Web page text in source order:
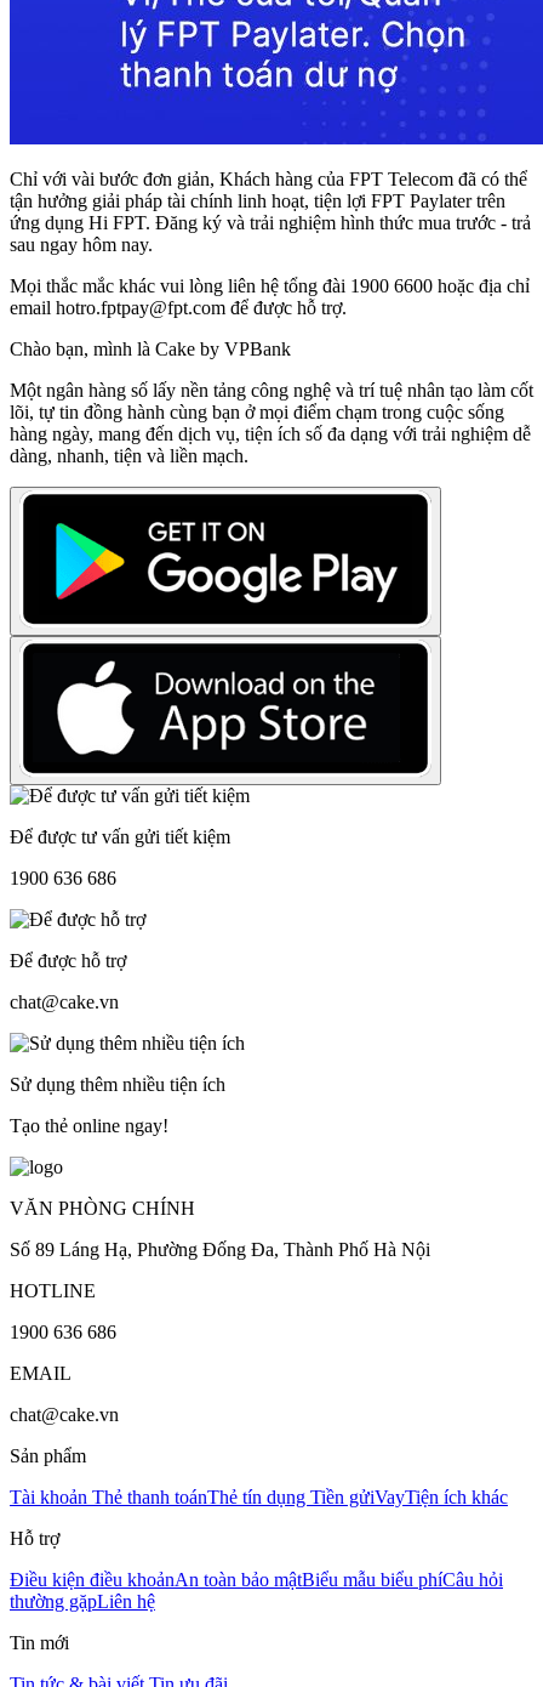
Chỉ với vài bước đơn giản, Khách hàng của FPT Telecom đã có thể
tận hưởng giải pháp tài chính linh hoạt, tiện lợi FPT Paylater trên
ứng dụng Hi FPT. Đăng ký và trải nghiệm hình thức mua trước - trả
sau ngay hôm nay.
Mọi thắc mắc khác vui lòng liên hệ tổng đài 1900 6600 hoặc địa chỉ
email hotro.fptpay@fpt.com để được hỗ trợ.
Chào bạn, mình là Cake by VPBank
Một ngân hàng số lấy nền tảng công nghệ và trí tuệ nhân tạo làm cốt
lõi, tự tin đồng hành cùng bạn ở mọi điểm chạm trong cuộc sống
hàng ngày, mang đến dịch vụ, tiện ích số đa dạng với trải nghiệm dễ
dàng, nhanh, tiện và liền mạch.
Để được tư vấn gửi tiết kiệm
1900 636 686
Để được hỗ trợ
chat@cake.vn
Sử dụng thêm nhiều tiện ích
Tạo thẻ online ngay!
VĂN PHÒNG CHÍNH
Số 89 Láng Hạ, Phường Đống Đa, Thành Phố Hà Nội
HOTLINE
1900 636 686
EMAIL
chat@cake.vn
Sản phẩm
Tài khoản Thẻ thanh toánThẻ tín dụng Tiền gửiVayTiện ích khác
Hỗ trợ
Điều kiện điều khoảnAn toàn bảo mậtBiểu mẫu biểu phíCâu hỏi
thường gặpLiên hệ
Tin mới